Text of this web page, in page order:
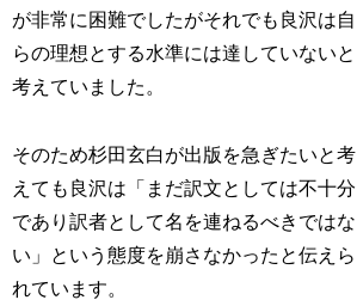
が非常に困難でしたがそれでも良沢は自
らの理想とする水準には達していないと
考えていました。
そのため杉田玄白が出版を急ぎたいと考
えても良沢は「まだ訳文としては不十分
であり訳者として名を連ねるべきではな
い」という態度を崩さなかったと伝えら
れています。